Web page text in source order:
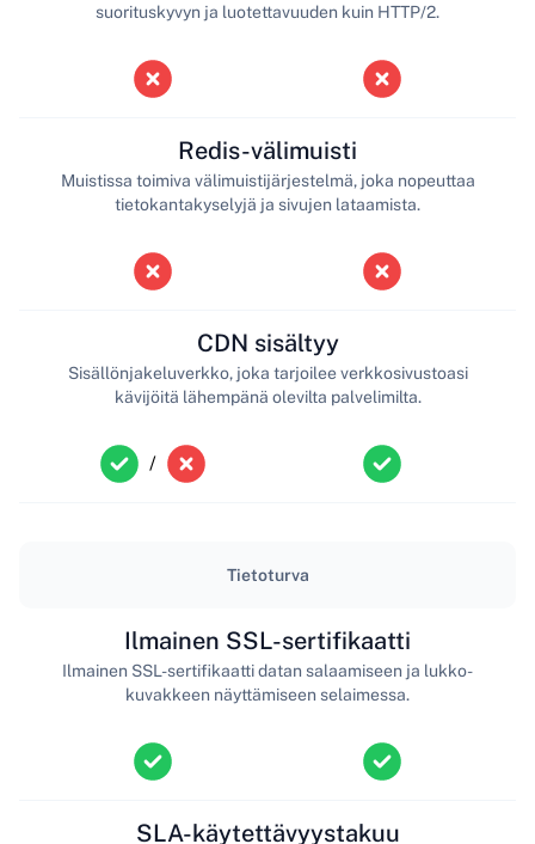
suorituskyvyn ja luotettavuuden kuin HTTP/2.
Redis-välimuisti
Muistissa toimiva välimuistijärjestelmä, joka nopeuttaa
tietokantakyselyjä ja sivujen lataamista.
/
CDN sisältyy
Sisällönjakeluverkko, joka tarjoilee verkkosivustoasi
kävijöitä lähempänä olevilta palvelimilta.
Tietoturva
Ilmainen SSL-sertifikaatti
Ilmainen SSL-sertifikaatti datan salaamiseen ja lukko-
kuvakkeen näyttämiseen selaimessa.
SLA-käytettävyystakuu